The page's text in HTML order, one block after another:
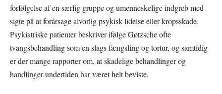
forfølgelse af en særlig gruppe og umenneskelige indgreb med
sigte på at forårsage alvorlig psykisk lidelse eller kropsskade.
Psykiatriske patienter beskriver ifølge Gøtzsche ofte
tvangsbehandling som en slags fængsling og tortur, og samtidig
er der mange rapporter om, at skadelige behandlinger og
handlinger undertiden har været helt beviste.